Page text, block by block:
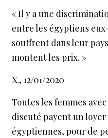
« Il y a une
entre les égyptiens
souffrent dans leur
montent les prix. »
X., 12/01/2020
Toutes les femmes
discuté payent un
égyptiennes, pour de